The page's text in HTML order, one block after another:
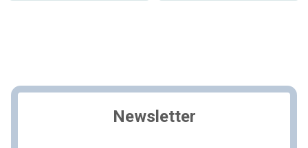
Newsletter